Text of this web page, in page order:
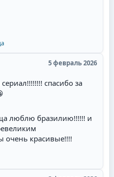
5 февраль 2026
спасибо за
люблю бразилию!!!!!! и
очень красивые!!!!